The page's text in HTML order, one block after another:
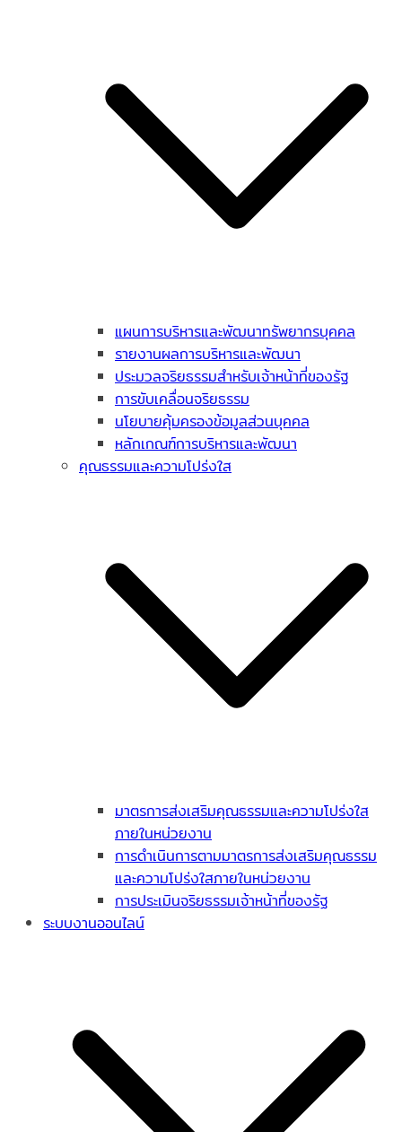
แผนการบริหารและพัฒนาทรัพยากรบุคคล
รายงานผลการบริหารและพัฒนา
ประมวลจริยธรรมสำหรับเจ้าหน้าที่ของรัฐ
การขับเคลื่อนจริยธรรม
นโยบายคุ้มครองข้อมูลส่วนบุคคล
หลักเกณฑ์การบริหารและพัฒนา
คุณธรรมและความโปร่งใส
มาตรการส่งเสริมคุณธรรมและความโปร่งใส
ภายในหน่วยงาน
การดำเนินการตามมาตรการส่งเสริมคุณธรรม
และความโปร่งใสภายในหน่วยงาน
การประเมินจริยธรรมเจ้าหน้าที่ของรัฐ
ระบบงานออนไลน์